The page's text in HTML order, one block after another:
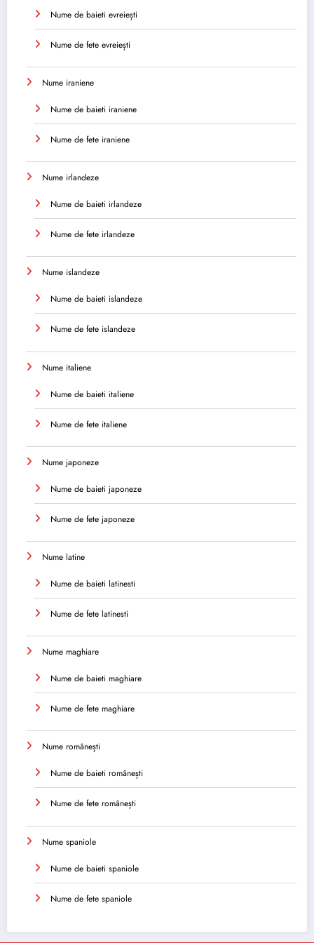
Nume de baieti evreiești
Nume de fete evreiești
Nume iraniene
Nume de baieti iraniene
Nume de fete iraniene
Nume irlandeze
Nume de baieti irlandeze
Nume de fete irlandeze
Nume islandeze
Nume de baieti islandeze
Nume de fete islandeze
Nume italiene
Nume de baieti italiene
Nume de fete italiene
Nume japoneze
Nume de baieti japoneze
Nume de fete japoneze
Nume latine
Nume de baieti latinesti
Nume de fete latinesti
Nume maghiare
Nume de baieti maghiare
Nume de fete maghiare
Nume românești
Nume de baieti românești
Nume de fete românești
Nume spaniole
Nume de baieti spaniole
Nume de fete spaniole